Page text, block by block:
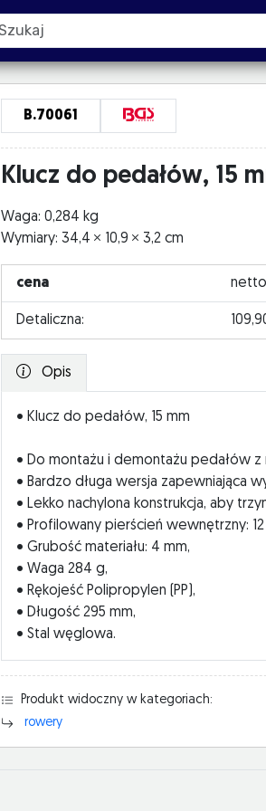
B.70061
Klucz do pedałów, 15
Waga: 0,284 kg
Wymiary: 34,4
10,9 3,2 cm
cena netto
Detaliczna:
Opis
• Klucz do pedałów, 15 mm
• Do montażu i demontażu pedałów z
• Bardzo długa wersja zapewniająca
• Lekko nachylona konstrukcja, aby
• Profilowany pierścień wewnętrzny: 12
• Grubość materiału: 4 mm,
• Waga 284 g,
• Rękojeść Polipropylen (PP),
• Długość 295 mm,
• Stal węglowa.
Produkt widoczny w kategoriach:
rowery